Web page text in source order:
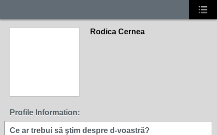
Rodica Cernea
Profile Information:
Ce ar trebui să ştim despre d-voastră?